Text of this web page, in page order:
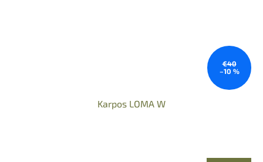
€40
–10 %
Karpos LOMA W